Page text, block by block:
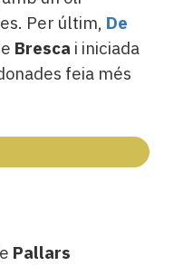
Per últim, De
Bresca i iniciada
feia més
Pallars